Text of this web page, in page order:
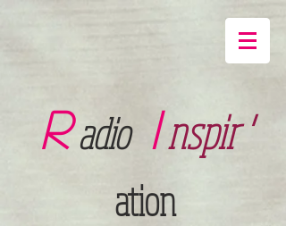
R adio I nspir '
ation